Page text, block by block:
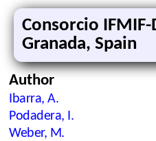
Consorcio IFMIF-
Granada, Spain
Author
Ibarra, A.
Podadera, I.
Weber, M.